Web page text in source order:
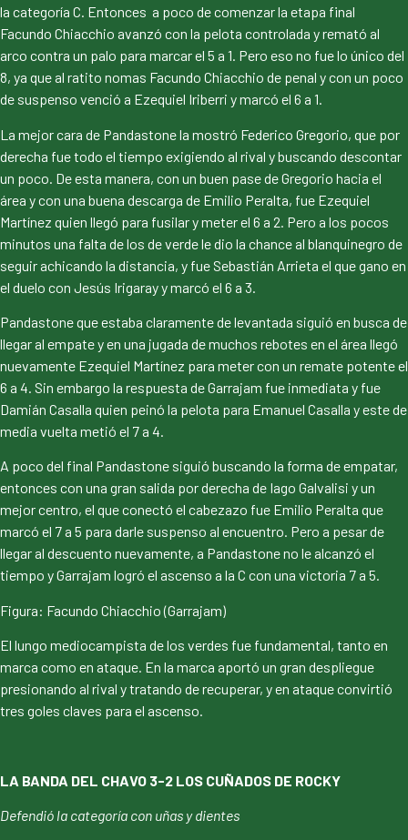
la categoría C. Entonces a poco de comenzar la etapa final
Facundo Chiacchio avanzó con la pelota controlada y remató al
arco contra un palo para marcar el 5 a 1. Pero eso no fue lo único del
8, ya que al ratito nomas Facundo Chiacchio de penal y con un poco
de suspenso venció a Ezequiel Iriberri y marcó el 6 a 1.
La mejor cara de Pandastone la mostró Federico Gregorio, que por
derecha fue todo el tiempo exigiendo al rival y buscando descontar
un poco. De esta manera, con un buen pase de Gregorio hacia el
área y con una buena descarga de Emilio Peralta, fue Ezequiel
Martínez quien llegó para fusilar y meter el 6 a 2. Pero a los pocos
minutos una falta de los de verde le dio la chance al blanquinegro de
seguir achicando la distancia, y fue Sebastián Arrieta el que gano en
el duelo con Jesús Irigaray y marcó el 6 a 3.
Pandastone que estaba claramente de levantada siguió en busca de
llegar al empate y en una jugada de muchos rebotes en el área llegó
nuevamente Ezequiel Martínez para meter con un remate potente el
6 a 4. Sin embargo la respuesta de Garrajam fue inmediata y fue
Damián Casalla quien peinó la pelota para Emanuel Casalla y este de
media vuelta metió el 7 a 4.
A poco del final Pandastone siguió buscando la forma de empatar,
entonces con una gran salida por derecha de Iago Galvalisi y un
mejor centro, el que conectó el cabezazo fue Emilio Peralta que
marcó el 7 a 5 para darle suspenso al encuentro. Pero a pesar de
llegar al descuento nuevamente, a Pandastone no le alcanzó el
tiempo y Garrajam logró el ascenso a la C con una victoria 7 a 5.
Figura: Facundo Chiacchio (Garrajam)
El lungo mediocampista de los verdes fue fundamental, tanto en
marca como en ataque. En la marca aportó un gran despliegue
presionando al rival y tratando de recuperar, y en ataque convirtió
tres goles claves para el ascenso.
LA BANDA DEL CHAVO 3-2 LOS CUÑADOS DE ROCKY
Defendió la categoría con uñas y dientes